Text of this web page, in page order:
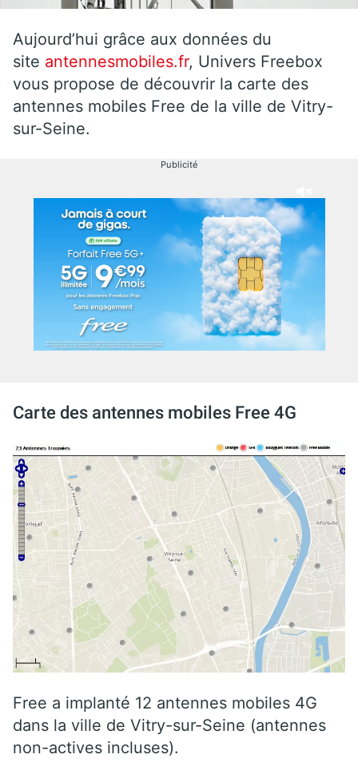
Aujourd’hui grâce aux données du
site antennesmobiles.fr, Univers Freebox
vous propose de découvrir la carte des
antennes mobiles Free de la ville de Vitry-
sur-Seine.
Publicité
Carte des antennes mobiles Free 4G
Free a implanté 12 antennes mobiles 4G
dans la ville de Vitry-sur-Seine (antennes
non-actives incluses).